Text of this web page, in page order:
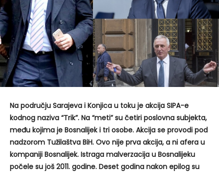
Na području Sarajeva i Konjica u toku je akcija SIPA-e
kodnog naziva “Trik”. Na “meti” su četiri poslovna subjekta,
među kojima je Bosnalijek i tri osobe. Akcija se provodi pod
nadzorom Tužilaštva BiH. Ovo nije prva akcija, a ni afera u
kompaniji Bosnalijek. Istraga malverzacija u Bosnalijeku
počele su još 2011. godine. Deset godina nakon epilog su